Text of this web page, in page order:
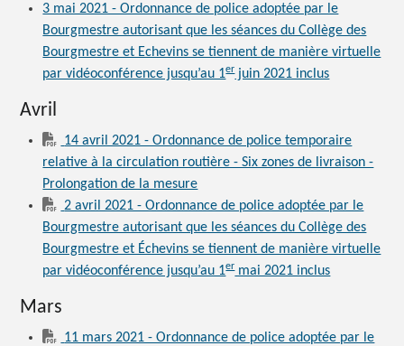
3 mai 2021 - Ordonnance de police adoptée par le
Bourgmestre autorisant que les séances du Collège des
Bourgmestre et Echevins se tiennent de manière virtuelle
par vidéoconférence jusqu’au 1erjuin 2021 inclus
Avril
14 avril 2021 - Ordonnance de police temporaire
relative à la circulation routière - Six zones de livraison -
Prolongation de la mesure
2 avril 2021 - Ordonnance de police adoptée par le
Bourgmestre autorisant que les séances du Collège des
Bourgmestre et Échevins se tiennent de manière virtuelle
par vidéoconférence jusqu’au 1ermai 2021 inclus
Mars
11 mars 2021 - Ordonnance de police adoptée par le